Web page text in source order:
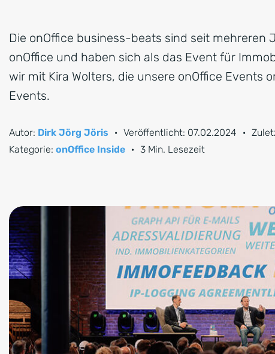
Die onOffice business-beats sind seit mehreren
onOffice und haben sich als das Event für
wir mit Kira Wolters, die unsere onOffice Events
Events.
Autor: Dirk Jörg Jöris · Veröffentlicht: 07.02.2024 ·
Kategorie: onOffice Inside · 3 Min. Lesezeit